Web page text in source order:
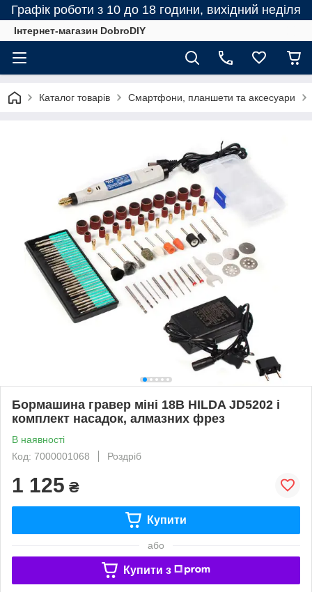
Графік роботи з 10 до 18 години, вихідний неділя
Інтернет-магазин DobroDIY
Каталог товарів Смартфони, планшети та аксесуари
Бормашина гравер міні 18В HILDA JD5202 і
комплект насадок, алмазних фрез
В наявності
Код: 7000001068
Роздріб
1 125 ₴
Купити
або
Купити з